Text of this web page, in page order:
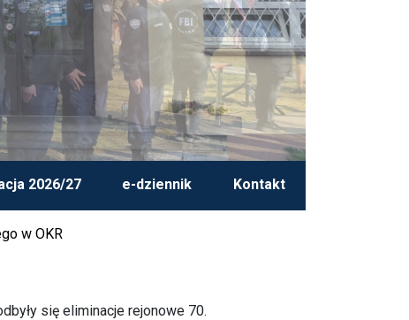
2026/27 e-dziennik Kontakt
w OKR
się eliminacje rejonowe 70.